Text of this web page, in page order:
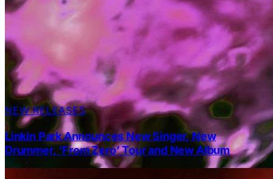
NEW RELEASES
Linkin Park Announces New Singer, New
Drummer, ‘From Zero’ Tour and New Album